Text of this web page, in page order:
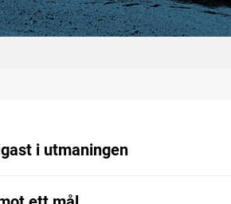
i utmaningen